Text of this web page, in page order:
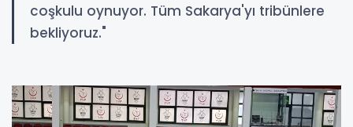
coşkulu oynuyor. Tüm Sakarya'yı tribünlere
bekliyoruz."